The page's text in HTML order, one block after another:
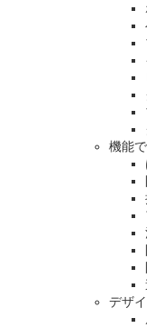
機能
デザ